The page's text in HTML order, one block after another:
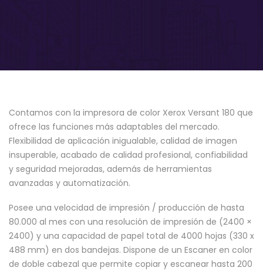
Contamos con la impresora de color Xerox Versant 180 que
ofrece las funciones más adaptables del mercado.
Flexibilidad de aplicación inigualable, calidad de imagen
insuperable, acabado de calidad profesional, confiabilidad
y seguridad mejoradas, además de herramientas
avanzadas y automatización.
Posee una velocidad de impresión / producción de hasta
80.000 al mes con una resolución de impresión de (2400 ×
2400) y una capacidad de papel total de 4000 hojas (330 x
488 mm) en dos bandejas. Dispone de un Escaner en color
de doble cabezal que permite copiar y escanear hasta 200